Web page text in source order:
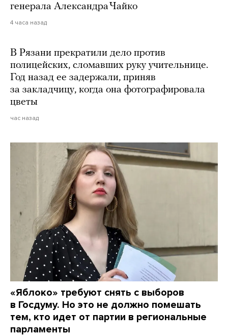
генерала Александра Чайко
4 часа назад
В Рязани прекратили дело против
полицейских, сломавших руку учительнице.
Год назад ее задержали, приняв
за закладчицу, когда она фотографировала
цветы
час назад
«Яблоко» требуют снять с выборов
в Госдуму. Но это не должно помешать
тем, кто идет от партии в региональные
парламенты